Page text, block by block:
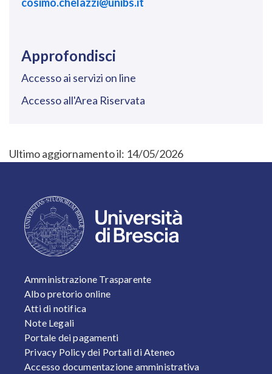
Approfondisci
Accesso ai servizi on line
Accesso all'Area Riservata
Ultimo aggiornamento il: 14/05/2026
FOOTER 1
Amministrazione Trasparente
Albo pretorio online
Atti di notifica
Note Legali
Portale dei pagamenti
Privacy Policy dei Portali di Ateneo
Accesso documentazione amministrativa